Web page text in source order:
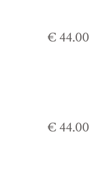
€ 44.00
€ 44.00